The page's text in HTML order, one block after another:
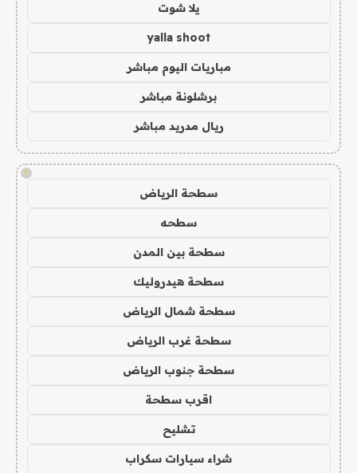
يلا شوت
yalla shoot
مباريات اليوم مباشر
برشلونة مباشر
ريال مدريد مباشر
!
سطحة الرياض
سطحه
سطحة بين المدن
سطحة هيدروليك
سطحة شمال الرياض
سطحة غرب الرياض
سطحة جنوب الرياض
اقرب سطحة
تشليح
شراء سيارات سكراب